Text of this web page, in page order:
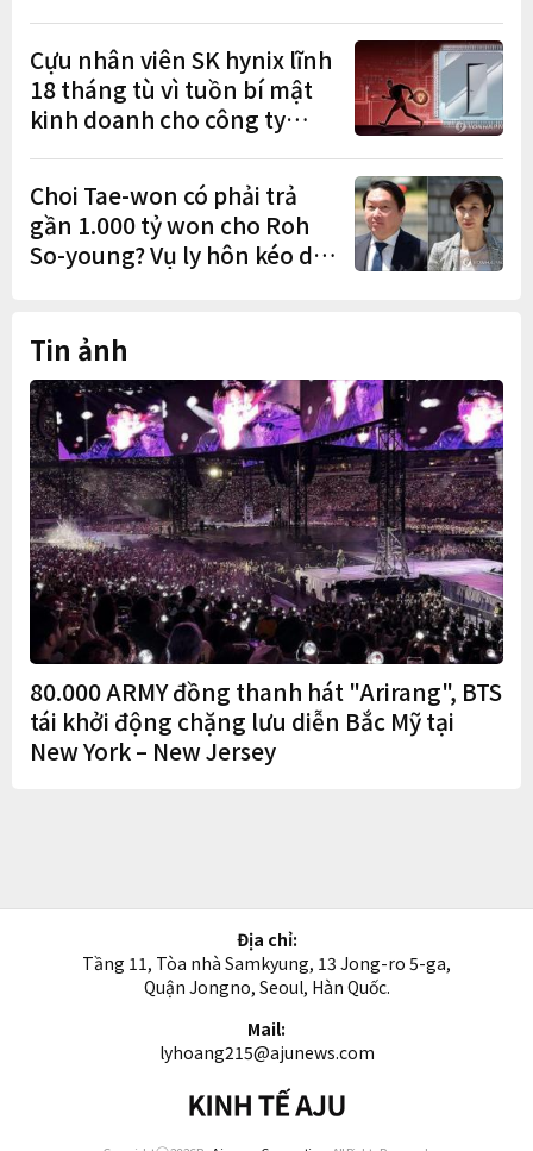
Cựu nhân viên SK hynix lĩnh
18 tháng tù vì tuồn bí mật
kinh doanh cho công ty
Choi Tae-won có phải trả
gần 1.000 tỷ won cho Roh
So-young? Vụ ly hôn kéo dài
Tin ảnh
80.000 ARMY đồng thanh hát "Arirang", BTS
tái khởi động chặng lưu diễn Bắc Mỹ tại
New York – New Jersey
Địa chỉ:
Tầng 11, Tòa nhà Samkyung, 13 Jong-ro 5-ga,
Quận Jongno, Seoul, Hàn Quốc.
Mail:
lyhoang215@ajunews.com
Kinh
tế